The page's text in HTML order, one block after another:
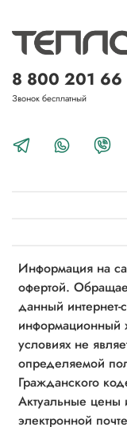
Информация на
офертой.
данный интернет-
информационный
условиях не
определяемой
Гражданского
Актуальные цены
электронной
8 800 201 66
Звонок бесплатный